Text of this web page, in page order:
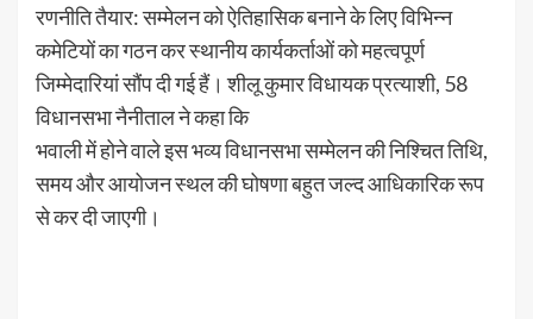
​रणनीति तैयार: सम्मेलन को ऐतिहासिक बनाने के लिए विभिन्न
कमेटियों का गठन कर स्थानीय कार्यकर्ताओं को महत्वपूर्ण
जिम्मेदारियां सौंप दी गई हैं। शीलू कुमार विधायक प्रत्याशी, 58
विधानसभा नैनीताल ने कहा कि
​भवाली में होने वाले इस भव्य विधानसभा सम्मेलन की निश्चित तिथि,
समय और आयोजन स्थल की घोषणा बहुत जल्द आधिकारिक रूप
से कर दी जाएगी।